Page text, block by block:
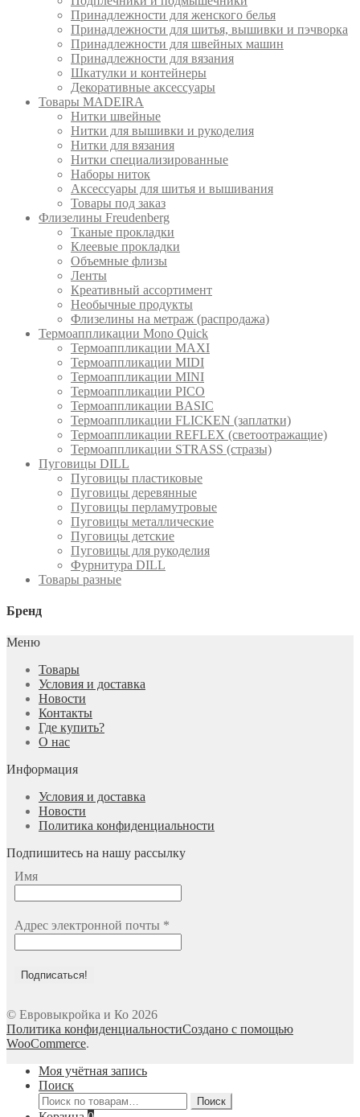
Принадлежности для женского белья
Принадлежности для шитья, вышивки и пэчворка
Принадлежности для швейных машин
Принадлежности для вязания
Шкатулки и контейнеры
Декоративные аксессуары
Товары MADEIRA
Нитки швейные
Нитки для вышивки и рукоделия
Нитки для вязания
Нитки специализированные
Наборы ниток
Аксессуары для шитья и вышивания
Товары под заказ
Флизелины Freudenberg
Тканые прокладки
Клеевые прокладки
Объемные флизы
Ленты
Креативный ассортимент
Необычные продукты
Флизелины на метраж (распродажа)
Термоаппликации Mono Quick
Термоаппликации MAXI
Термоаппликации MIDI
Термоаппликации MINI
Термоаппликации PICO
Термоаппликации BASIC
Термоаппликации FLICKEN (заплатки)
Термоаппликации REFLEX (светоотражащие)
Термоаппликации STRASS (стразы)
Пуговицы DILL
Пуговицы пластиковые
Пуговицы деревянные
Пуговицы перламутровые
Пуговицы металлические
Пуговицы детские
Пуговицы для рукоделия
Фурнитура DILL
Товары разные
Бренд
Меню
Товары
Условия и доставка
Новости
Контакты
Где купить?
О нас
Информация
Условия и доставка
Новости
Политика конфиденциальности
Подпишитесь на нашу рассылку
Имя
Адрес электронной почты *
© Евровыкройка и Ко 2026
Политика конфиденциальностиСоздано с помощью
WooCommerce.
Моя учётная запись
Поиск
Искать:
Поиск